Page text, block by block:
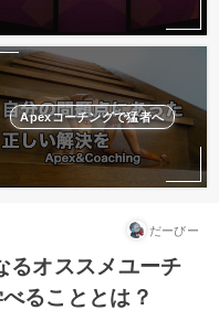
Apexコーチングで猛者へ
だーびー
るオススメユーチ
ることとは？